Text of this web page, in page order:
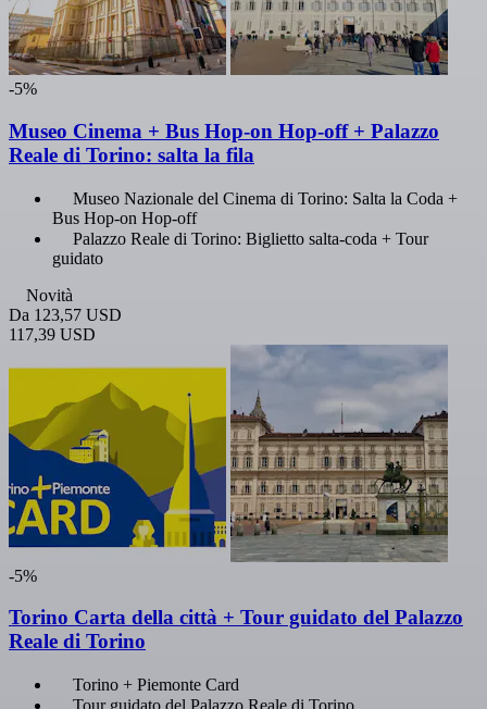
-5%
Museo Cinema + Bus Hop-on Hop-off + Palazzo
Reale di Torino: salta la fila
Museo Nazionale del Cinema di Torino: Salta la Coda +
Bus Hop-on Hop-off
Palazzo Reale di Torino: Biglietto salta-coda + Tour
guidato
Novità
Da 123,57 USD
117,39 USD
-5%
Torino Carta della città + Tour guidato del Palazzo
Reale di Torino
Torino + Piemonte Card
Tour guidato del Palazzo Reale di Torino